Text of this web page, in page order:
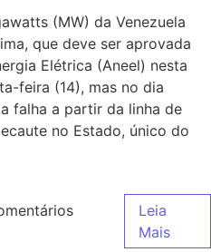
(MW) da Venezuela
que deve ser aprovada
Elétrica (Aneel) nesta
feira (14), mas no dia
falha a partir da linha de
no Estado, único do
Leia
Mais